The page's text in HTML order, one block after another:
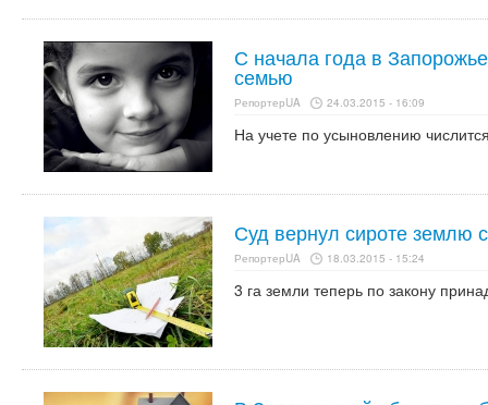
С начала года в
семью
РепортерUA 24.03.2015 - 16:09
На учете по усыновлению
Суд вернул сироте землю
РепортерUA 18.03.2015 - 15:24
3 га земли теперь по закону